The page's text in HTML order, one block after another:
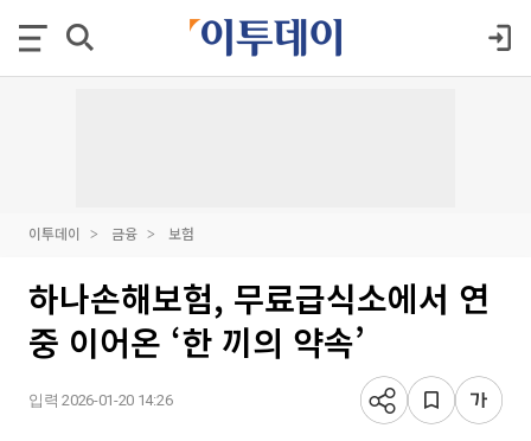
이투데이 금융 보험
하나손해보험, 무료급식소에서 연
중 이어온 ‘한 끼의 약속’
입력 2026-01-20 14:26